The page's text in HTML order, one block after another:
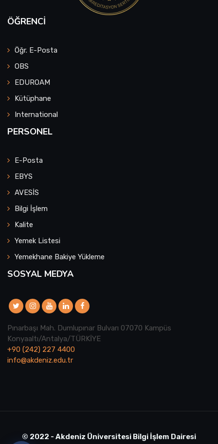
ÖĞRENCI
Öğr. E-Posta
OBS
EDUROAM
Kütüphane
International
PERSONEL
E-Posta
EBYS
AVESİS
Bilgi İşlem
Kalite
Yemek Listesi
Yemekhane Bakiye Yükleme
SOSYAL MEDYA
Pınarbaşı Mah. Dumlupınar Bulvarı 07070 Kampüs
Konyaaltı/Antalya/TÜRKİYE
+90 (242) 227 4400
info@akdeniz.edu.tr
© 2022 - Akdeniz Üniversitesi Bilgi İşlem Dairesi